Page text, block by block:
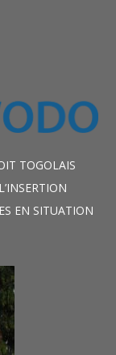
TOGOLAIS
EN SITUATION